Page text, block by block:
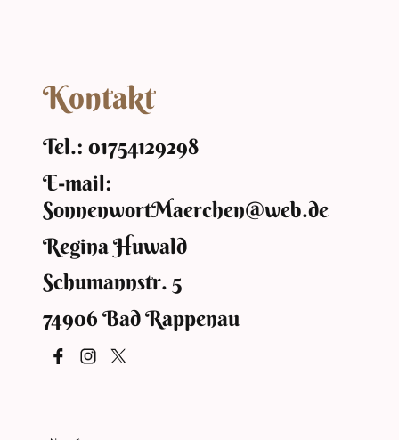
Kontakt
Tel.: 01754129298
E-mail:
SonnenwortMaerchen@web.de
Regina Huwald
Schumannstr. 5
74906 Bad Rappenau